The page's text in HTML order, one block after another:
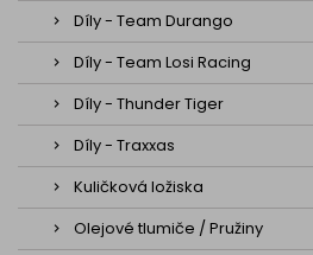
Díly - Team Durango
Díly - Team Losi Racing
Díly - Thunder Tiger
Díly - Traxxas
Kuličková ložiska
Olejové tlumiče / Pružiny